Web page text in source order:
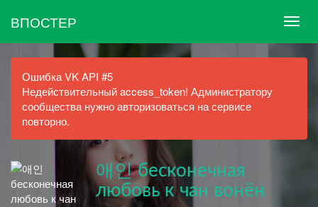
ВПОСТЕР
Ошибка VK API #5
Недействительный access_token! Администратору
сообщества нужно авторизоваться на сервисе
повторно.
애인 бесконечная
любовь к чан вонён